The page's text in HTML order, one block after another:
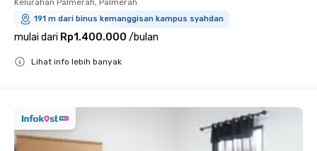
Kelurahan Palmerah, Palmerah
191 m dari binus kemanggisan kampus syahdan
mulai dari Rp1.400.000 /bulan
Lihat info lebih banyak